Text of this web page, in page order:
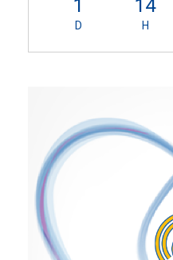
1
D
14
H